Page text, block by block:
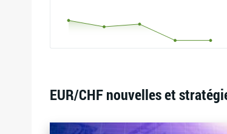
EUR/CHF nouvelles et